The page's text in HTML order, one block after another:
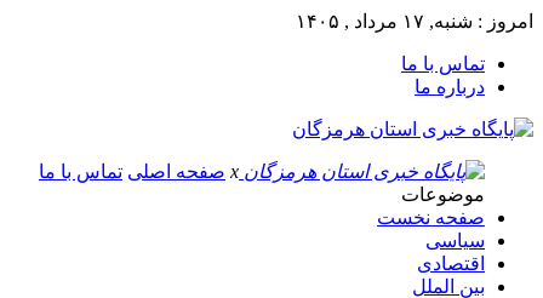
امروز : شنبه, ۱۷ مرداد , ۱۴۰۵
تماس با ما
درباره ما
x صفحه اصلی تماس با ما
موضوعات
صفحه نخست
سیاسی
اقتصادی
بین الملل